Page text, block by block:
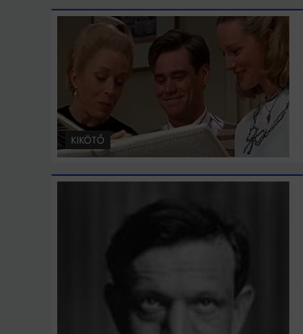
KIKÖTŐ